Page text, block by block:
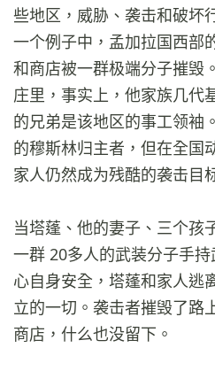
些地区，威胁、袭击和破坏
一个例子中，孟加拉国西部
和商店被一群极端分子摧毁
庄里，事实上，他家族几代
的兄弟是该地区的事工领袖
的穆斯林归主者，但在全国
家人仍然成为残酷的袭击目
当塔蓬、他的妻子、三个孩
一群 20多人的武装分子手
心自身安全，塔蓬和家人逃
立的一切。袭击者摧毁了路
商店，什么也没留下。